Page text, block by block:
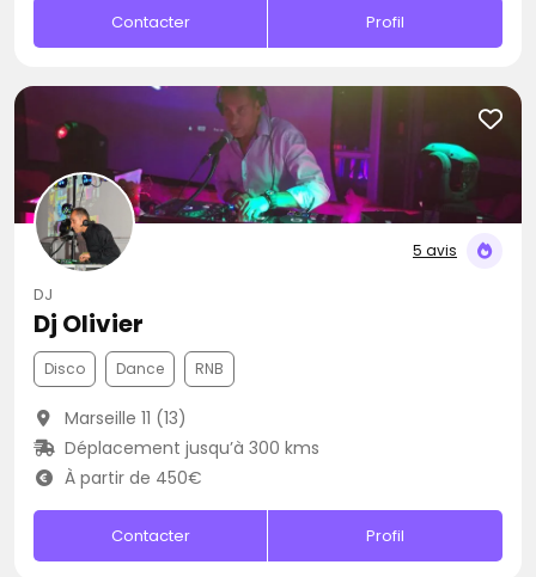
Contacter Profil
5 avis
DJ
Dj Olivier
Disco Dance RNB
Marseille 11 (13)
Déplacement jusqu’à 300 kms
À partir de 450€
Contacter Profil